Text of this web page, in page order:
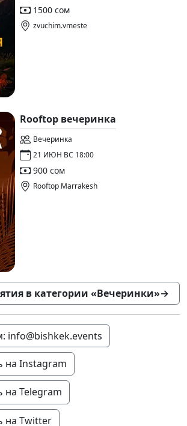
1500 сом
zvuchim.vmeste
Rooftop вечеринка
Вечеринка
21 ИЮН ВС 18:00
900 сом
Rooftop Marrakesh
в категории «Вечеринки»→
info@bishkek.events
на Instagram
Telegram
на Twitter